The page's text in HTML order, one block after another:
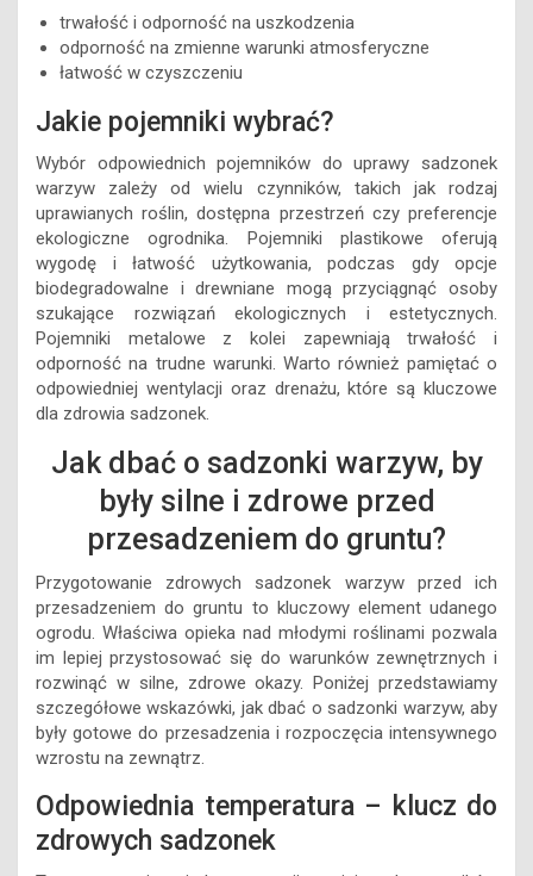
trwałość i odporność na uszkodzenia
odporność na zmienne warunki atmosferyczne
łatwość w czyszczeniu
Jakie pojemniki wybrać?
Wybór odpowiednich pojemników do uprawy sadzonek
warzyw zależy od wielu czynników, takich jak rodzaj
uprawianych roślin, dostępna przestrzeń czy preferencje
ekologiczne ogrodnika. Pojemniki plastikowe oferują
wygodę i łatwość użytkowania, podczas gdy opcje
biodegradowalne i drewniane mogą przyciągnąć osoby
szukające rozwiązań ekologicznych i estetycznych.
Pojemniki metalowe z kolei zapewniają trwałość i
odporność na trudne warunki. Warto również pamiętać o
odpowiedniej wentylacji oraz drenażu, które są kluczowe
dla zdrowia sadzonek.
Jak dbać o sadzonki warzyw, by
były silne i zdrowe przed
przesadzeniem do gruntu?
Przygotowanie zdrowych sadzonek warzyw przed ich
przesadzeniem do gruntu to kluczowy element udanego
ogrodu. Właściwa opieka nad młodymi roślinami pozwala
im lepiej przystosować się do warunków zewnętrznych i
rozwinąć w silne, zdrowe okazy. Poniżej przedstawiamy
szczegółowe wskazówki, jak dbać o sadzonki warzyw, aby
były gotowe do przesadzenia i rozpoczęcia intensywnego
wzrostu na zewnątrz.
Odpowiednia temperatura – klucz do
zdrowych sadzonek